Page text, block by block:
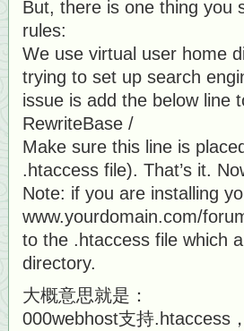
But, there is one thing you
rules:
We use virtual user home
trying to set up search
issue is add the below
RewriteBase /
Make sure this line is
.htaccess file). That’s it.
Note: if you are installing
www.yourdomain.com/
to the .htaccess file which
directory.
大概意思就是：
000webhost支持.htaccess